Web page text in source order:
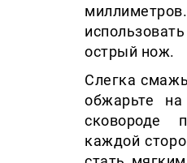
острый нож.
Слегка
обжарьте
каждой